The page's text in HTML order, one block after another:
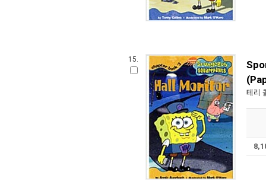
15.
테리